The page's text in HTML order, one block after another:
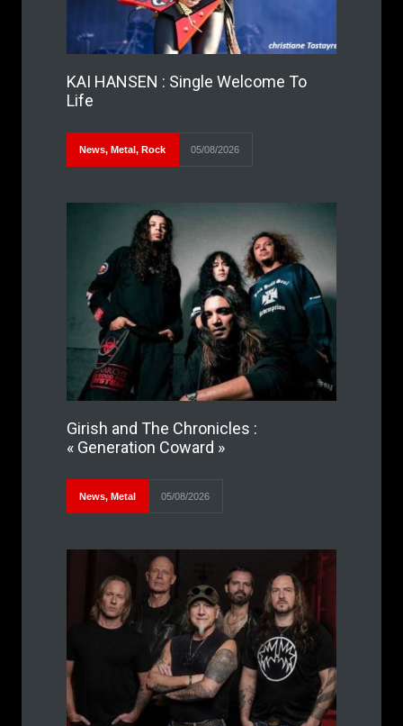
KAI HANSEN : Single Welcome To
Life
News, Metal , Rock 05/08/2026
Girish and The Chronicles :
« Generation Coward »
News, Metal 05/08/2026